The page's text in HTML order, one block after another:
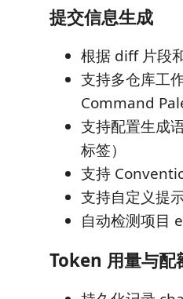
提交信息生成
根据 diff 片段
支持多仓库工
Command
支持配置生成
标签）
支持
支持自定义提
自动检测项目
Token 用量与配